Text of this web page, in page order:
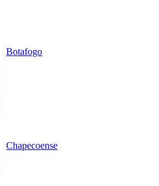
Botafogo
Chapecoense